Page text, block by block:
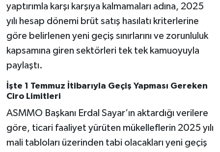
yaptırımla karşı karşıya kalmamaları adına, 2025
yılı hesap dönemi brüt satış hasılatı kriterlerine
göre belirlenen yeni geçiş sınırlarını ve zorunluluk
kapsamına giren sektörleri tek tek kamuoyuyla
paylaştı.
İşte 1 Temmuz İtibarıyla Geçiş Yapması Gereken
Ciro Limitleri
ASMMO Başkanı Erdal Sayar’ın aktardığı verilere
göre, ticari faaliyet yürüten mükelleflerin 2025 yılı
mali tabloları üzerinden tabi olacakları yeni geçiş